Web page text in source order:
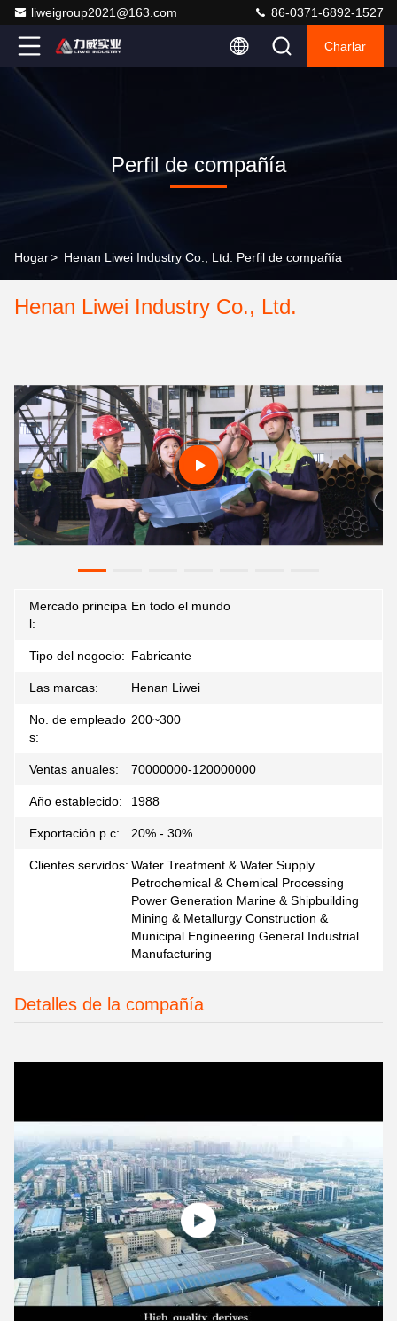
liweigroup2021@163.com 86-0371-6892-1527
Charlar
Perfil de compañía
Hogar> Henan Liwei Industry Co., Ltd. Perfil de compañía
Henan Liwei Industry Co., Ltd.
Mercado principa
l:
En todo el mundo
Tipo del negocio: Fabricante
Las marcas: Henan Liwei
No. de empleado
s:
200~300
Ventas anuales: 70000000-120000000
Año establecido: 1988
Exportación p.c: 20% - 30%
Clientes servidos: Water Treatment & Water Supply
Petrochemical & Chemical Processing
Power Generation Marine & Shipbuilding
Mining & Metallurgy Construction &
Municipal Engineering General Industrial
Manufacturing
Detalles de la compañía